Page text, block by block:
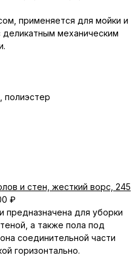
применяется для мойки и
деликатным механическим
.
полиэстер
и стен, жесткий ворс, 245
₽
предназначена для уборки
а также пола под
соединительной части
горизонтально.